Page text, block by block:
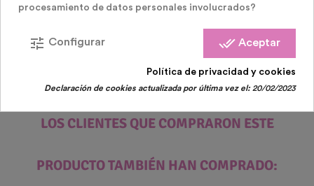
LOS CLIENTES QUE COMPRARON ESTE
PRODUCTO TAMBIÉN HAN COMPRADO:
procesamiento de datos personales involucrados?
done_all Aceptar
tune Configurar
Política de privacidad y cookies
Declaración de cookies actualizada por última vez el:20/02/2023